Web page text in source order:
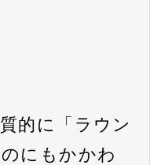
的に「ラウン
にもかかわ